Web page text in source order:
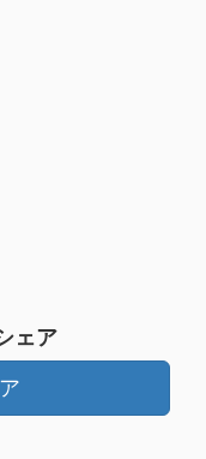
ェア